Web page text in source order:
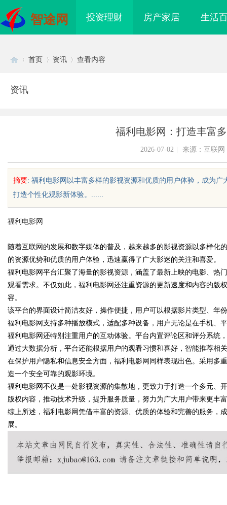
智途网 投资理财 房产家居 生活
uz
!
首页 资讯 查看内容
资讯
福利电影网：打造丰富
2026-07-02 来源：互联网
摘要: 福利电影网以丰富多样的影视资源和优质的用户体验，成为
打造个性化观影新体验。......
福利电影网
随着互联网的发展和数字媒体的普及，越来越多的影视资源以多样化
的资源优势和优质的用户体验，迅速赢得了广大影迷的关注和喜爱。
福利电影网平台汇聚了海量的影视资源，涵盖了最新上映的电影、热
观看需求。不仅如此，福利电影网还注重资源的更新速度和内容的版
容。
该平台的界面设计简洁友好，操作便捷，用户可以根据影片类型、年
福利电影网支持多种播放模式，适配多种设备，用户无论是在手机、
福利电影网还特别注重用户的互动体验。平台内置评论区和评分系统
通过大数据分析，平台还能根据用户的观看习惯和喜好，智能推荐相
在保护用户隐私和信息安全方面，福利电影网同样表现出色。采用多
造一个安全可靠的观影环境。
福利电影网不仅是一处影视资源的集散地，更致力于打造一个多元、
版权内容，推动技术升级，提升服务质量，努力为广大用户带来更丰
综上所述，福利电影网凭借丰富的资源、优质的体验和完善的服务，
展。
配眼镜
亮相第 32 届沸点会，推品官合
正式开放